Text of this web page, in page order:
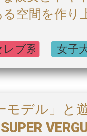
空間を作り
モデル」
SUPER